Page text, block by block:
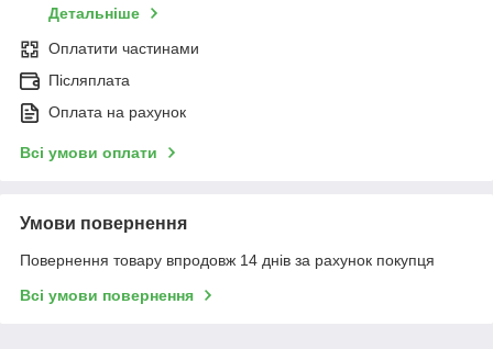
Детальніше
Оплатити частинами
Післяплата
Оплата на рахунок
Всі умови оплати
Умови повернення
Повернення товару впродовж 14 днів за рахунок покупця
Всі умови повернення